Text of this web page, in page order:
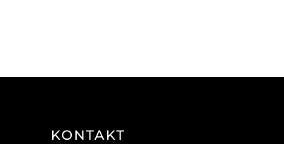
KONTAKT